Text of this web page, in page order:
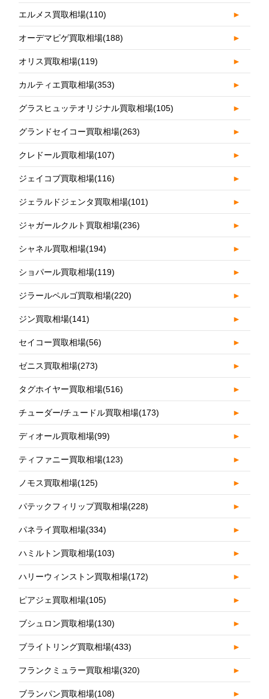
エルメス買取相場(110) ►
オーデマピゲ買取相場(188) ►
オリス買取相場(119) ►
カルティエ買取相場(353) ►
グラスヒュッテオリジナル買取相場(105) ►
グランドセイコー買取相場(263) ►
クレドール買取相場(107) ►
ジェイコブ買取相場(116) ►
ジェラルドジェンタ買取相場(101) ►
ジャガールクルト買取相場(236) ►
シャネル買取相場(194) ►
ショパール買取相場(119) ►
ジラールペルゴ買取相場(220) ►
ジン買取相場(141) ►
セイコー買取相場(56) ►
ゼニス買取相場(273) ►
タグホイヤー買取相場(516) ►
チューダー/チュードル買取相場(173) ►
ディオール買取相場(99) ►
ティファニー買取相場(123) ►
ノモス買取相場(125) ►
パテックフィリップ買取相場(228) ►
パネライ買取相場(334) ►
ハミルトン買取相場(103) ►
ハリーウィンストン買取相場(172) ►
ピアジェ買取相場(105) ►
ブシュロン買取相場(130) ►
ブライトリング買取相場(433) ►
フランクミュラー買取相場(320) ►
ブランパン買取相場(108) ►